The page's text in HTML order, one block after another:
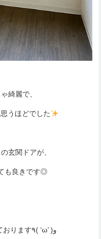
綺麗で、
うほどでした
玄関ドアが、
も良きです◎
お問い合わせ、お待ちしております٩( ‘ω’ )و